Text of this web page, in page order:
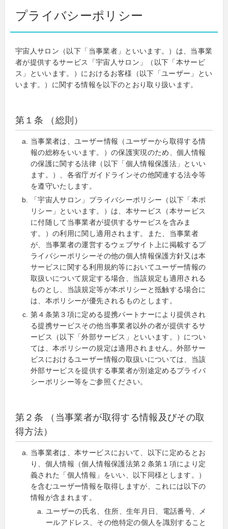
プライバシーポリシー
宇宙人サロン（以下「当事業者」といいます。）は、当事業
者が提供するサービス「宇宙人サロン」（以下「本サービ
ス」といいます。）におけるお客様（以下「ユーザー」とい
います。）に関する情報を以下のとおり取り扱います。
第１条 （総則）
当事業者は、ユーザー情報（ユーザーから取得する情
報の総称をいいます。）の保護実現のため、個人情報
の保護に関する法律（以下「個人情報保護法」といい
ます。）、各省庁ガイドラインその他関連する法令等
を遵守いたします。
「宇宙人サロン」プライバシーポリシー（以下「本ポ
リシー」といいます。）は、本サービス（本サービス
に付随して当事業者が提供するサービスを含みま
す。）の利用に関し適用されます。また、当事業者
が、当事業者の運営するウェブサイト上に掲載するプ
ライバシーポリシーその他の個人情報保護方針又は本
サービスに関する利用規約等においてユーザー情報の
取扱いについて規定する場合、当該規定も適用される
ものとし、当該規定等が本ポリシーと抵触する場合に
は、本ポリシーが優先されるものとします。
第４条第３項に定める提携パートナーにより提供され
る提携サービスその他当事業者以外の者が提供するサ
ービス（以下「外部サービス」といいます。）につい
ては、本ポリシーの規定は適用されません。外部サー
ビスにおけるユーザー情報の取扱いについては、当該
外部サービスを提供する事業者が別途定めるプライバ
シーポリシー等をご参照ください。
第２条 （当事業者が取得する情報及びその取
得方法）
当事業者は、本サービスにおいて、以下に定めるとお
り、個人情報（個人情報保護法第２条第１項により定
義された「個人情報」をいい、以下同様とします。）
を含むユーザー情報を取得しますが、これには以下の
情報が含まれます。
ユーザーの氏名、住所、生年月日、電話番号、メ
ールアドレス、その他特定の個人を識別すること